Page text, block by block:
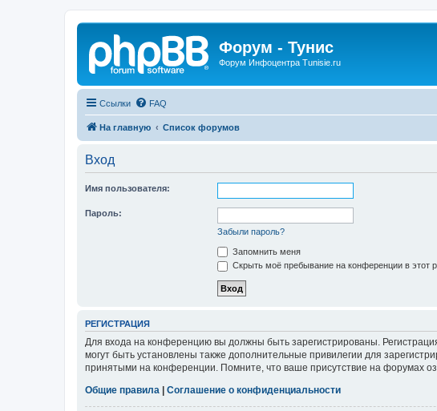
Форум - Тунис
Форум Инфоцентра Tunisie.ru
Ссылки FAQ
На главную Список форумов
Вход
Имя пользователя:
Пароль:
Забыли пароль?
Запомнить меня
Скрыть моё пребывание на конференции в этот
РЕГИСТРАЦИЯ
Для входа на конференцию вы должны быть зарегистрированы.
могут быть установлены также дополнительные привилегии для
принятыми на конференции. Помните, что ваше присутствие на форумах
Общие правила
Соглашение о конфиденциальности